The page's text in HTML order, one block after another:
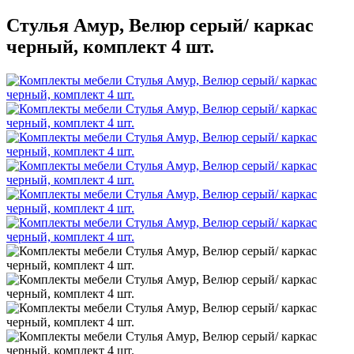
Стулья Амур, Велюр серый/ каркас
черный, комплект 4 шт.